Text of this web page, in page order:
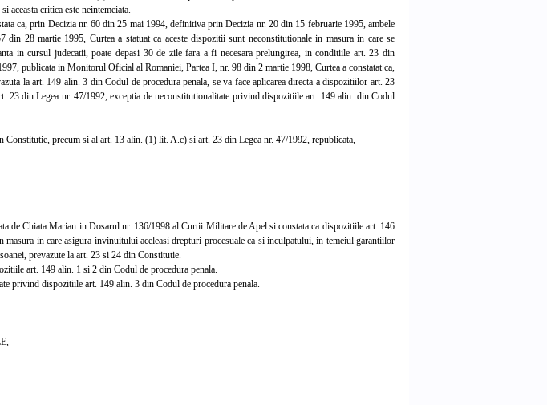
aceasta critica este neintemeiata.
ca, prin Decizia nr. 60 din 25 mai 1994, definitiva prin Decizia nr. 20 din 15 februarie 1995, ambele
28 martie 1995, Curtea a statuat ca aceste dispozitii sunt neconstitutionale in masura in care se
in cursul judecatii, poate depasi 30 de zile fara a fi necesara prelungirea, in conditiile art. 23 din
publicata in Monitorul Oficial al Romaniei, Partea I, nr. 98 din 2 martie 1998, Curtea a constatat ca,
la art. 149 alin. 3 din Codul de procedura penala, se va face aplicarea directa a dispozitiilor art. 23
din Legea nr. 47/1992, exceptia de neconstitutionalitate privind dispozitiile art. 149 alin. din Codul
precum si al art. 13 alin. (1) lit. A.c) si art. 23 din Legea nr. 47/1992, republicata,
de Chiata Marian in Dosarul nr. 136/1998 al Curtii Militare de Apel si constata ca dispozitiile art. 146
in care asigura invinuitului aceleasi drepturi procesuale ca si inculpatului, in temeiul garantiilor
prevazute la art. 23 si 24 din Constitutie.
art. 149 alin. 1 si 2 din Codul de procedura penala.
privind dispozitiile art. 149 alin. 3 din Codul de procedura penala.